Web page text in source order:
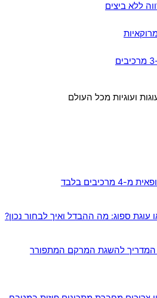
ללא ביצים
ועוגיות מכל העולם
מרכיבים בלבד
עוגת ספוג: מה ההבדל ואיך לבחור נכון?
המדריך להשגת המרקם המתפורר